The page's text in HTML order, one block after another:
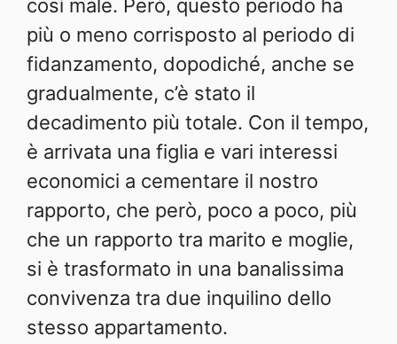
così male. Però, questo periodo ha
più o meno corrisposto al periodo di
fidanzamento, dopodiché, anche se
gradualmente, c’è stato il
decadimento più totale. Con il tempo,
è arrivata una figlia e vari interessi
economici a cementare il nostro
rapporto, che però, poco a poco, più
che un rapporto tra marito e moglie,
si è trasformato in una banalissima
convivenza tra due inquilino dello
stesso appartamento.